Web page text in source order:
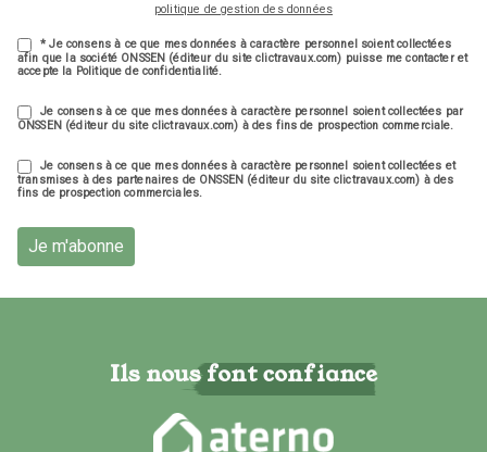
politique de gestion des données
* Je consens à ce que mes données à caractère personnel soient collectées
afin que la société ONSSEN (éditeur du site clictravaux.com) puisse me contacter et
accepte la Politique de confidentialité.
Je consens à ce que mes données à caractère personnel soient collectées par
ONSSEN (éditeur du site clictravaux.com) à des fins de prospection commerciale.
Je consens à ce que mes données à caractère personnel soient collectées et
transmises à des partenaires de ONSSEN (éditeur du site clictravaux.com) à des
fins de prospection commerciales.
Je m'abonne
Ils nous font confiance